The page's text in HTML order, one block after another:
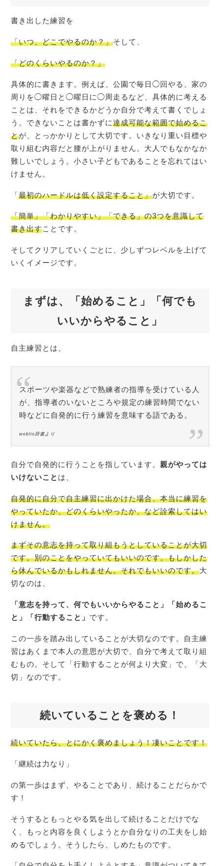
書き出した練習を
「いつ、どこでやるのか？」そして、
「どのくらいやるのか？」
具体的に書きます。例えば、公園で毎日◯回やる、家の
周りを◯曜日と◯曜日に◯周走るなど、具体的に考える
ことは、それをできるかどうか自分で考えて書くでしょ
う。できないことは書かずに達成可能な範囲で始めるこ
とが、とっかかりとして大切です。いきなり重い目標や
取り組む内容だと腰が上がりません。大人でもなかなか
難しいでしょう。小さい子どもであることを忘れてはい
けません。
「最初のハードルは低く設定すること」が大切です。
「簡単」「わかりやすい」「できる」の3つを意識して
書き出すことです。
そしてクリアしていくごとに、少しずつレベルを上げて
いくイメージです。
まずは、「始めること」「何でも
いいからやること」
自主練習とは、
スポーツや楽器などで熟練者の指導を受けている人
が、指導者のいないところや規定の練習時間でない
時などに自発的に行う練習を意味する語である。
weblio辞書より
自分で自発的に行うことを指しています。親がやっては
いけないこと は、
自発的に自分で自主練習に出かけた場合、本当に練習を
やっていたか、どのくらいやったか、など詮索してはい
けません。
まずその意志を持って取り組もうとしていることが大切
です。別のことをやっていてもいいのです。もしかした
ら休んでいるかもしれません。それでもいいのです。大
切なのは、
「意志を持って、何でもいいからやること」「始めるこ
と」「行動すること」 です。
この一歩を踏み出していることが大切なのです。自主練
習はあくまで本人の意思が大切で、自分で考えて取り組
むもの。そして「行動することが何より大変」で、「大
切」なのです。
続いていることを褒める！
続いていたら、とにかく褒めましょう！凄いことです！
「継続は力なり」
の第一歩はまず、やることであり、続けることだらかで
す！
そうするともっとやる気を出して続けることだけでな
く、もっと内容を良くしようとか自分なりの工夫をし始
めるでしょう。そうしたら、しめたものです。